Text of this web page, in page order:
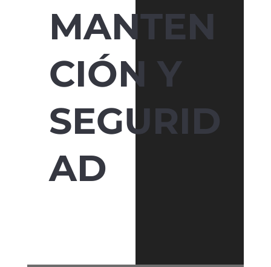
MANTEN
CIÓN Y
SEGURID
AD